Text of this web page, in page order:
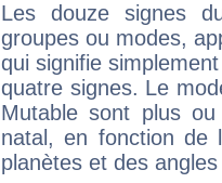
Les douze signes
groupes ou modes,
qui signifie
quatre signes. Le
Mutable sont plus
natal, en fonction de
planètes et des